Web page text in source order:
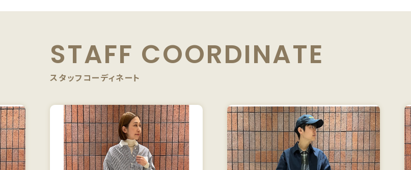
STAFF COORDINATE
スタッフコーディネート